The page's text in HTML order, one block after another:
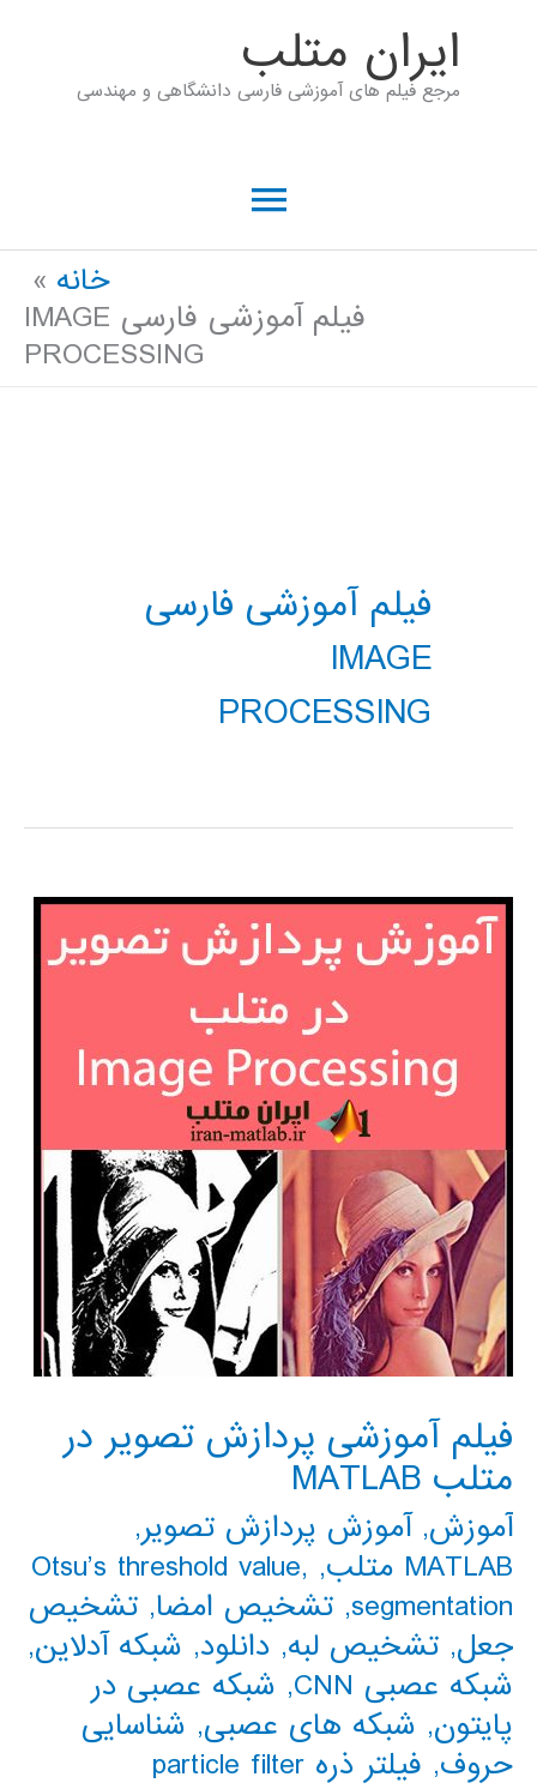
ايران متلب
مرجع فیلم های آموزشی فارسی دانشگاهی و مهندسی
فهرست
خانه
فیلم آموزشی فارسی IMAGE
PROCESSING
فیلم آموزشی فارسی
IMAGE
PROCESSING
فیلم آموزشی پردازش تصویر در
متلب MATLAB
آموزش,آموزش پردازش تصویر,
MATLAB متلب
,
Otsu’s threshold value,
segmentation
, تشخیص امضا, تشخیص
جعل, تشخیص لبه, دانلود, شبکه آدلاین,
شبکه عصبی CNN
, شبکه عصبی در
پایتون, شبکه های عصبی, شناسایی
حروف, فیلتر ذره particle filter